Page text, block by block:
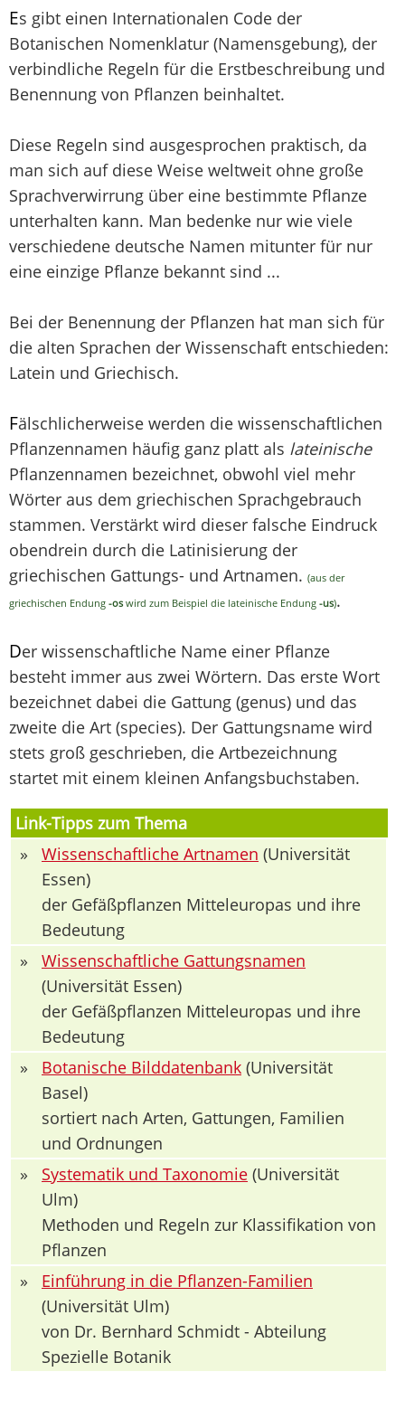
Es gibt einen Internationalen Code der
Botanischen Nomenklatur (Namensgebung), der
verbindliche Regeln für die Erstbeschreibung und
Benennung von Pflanzen beinhaltet.
Diese Regeln sind ausgesprochen praktisch, da
man sich auf diese Weise weltweit ohne große
Sprachverwirrung über eine bestimmte Pflanze
unterhalten kann. Man bedenke nur wie viele
verschiedene deutsche Namen mitunter für nur
eine einzige Pflanze bekannt sind ...
Bei der Benennung der Pflanzen hat man sich für
die alten Sprachen der Wissenschaft entschieden:
Latein und Griechisch.
Fälschlicherweise werden die wissenschaftlichen
Pflanzennamen häufig ganz platt als lateinische
Pflanzennamen bezeichnet, obwohl viel mehr
Wörter aus dem griechischen Sprachgebrauch
stammen. Verstärkt wird dieser falsche Eindruck
obendrein durch die Latinisierung der
griechischen Gattungs- und Artnamen. (aus der
griechischen Endung -os wird zum Beispiel die lateinische Endung -us).
Der wissenschaftliche Name einer Pflanze
besteht immer aus zwei Wörtern. Das erste Wort
bezeichnet dabei die Gattung (genus) und das
zweite die Art (species). Der Gattungsname wird
stets groß geschrieben, die Artbezeichnung
startet mit einem kleinen Anfangsbuchstaben.
Link-Tipps zum Thema
»
Wissenschaftliche Artnamen (Universität
Essen)
der Gefäßpflanzen Mitteleuropas und ihre
Bedeutung
»
Wissenschaftliche Gattungsnamen
(Universität Essen)
der Gefäßpflanzen Mitteleuropas und ihre
Bedeutung
»
Botanische Bilddatenbank (Universität
Basel)
sortiert nach Arten, Gattungen, Familien
und Ordnungen
»
Systematik und Taxonomie (Universität
Ulm)
Methoden und Regeln zur Klassifikation von
Pflanzen
»
Einführung in die Pflanzen-Familien
(Universität Ulm)
von Dr. Bernhard Schmidt - Abteilung
Spezielle Botanik